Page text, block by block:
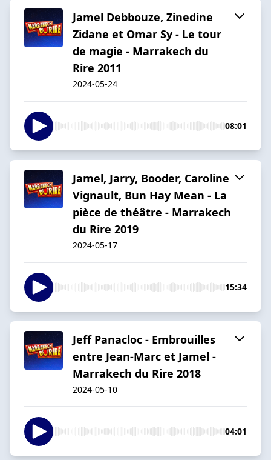
Jamel Debbouze, Zinedine
Zidane et Omar Sy - Le tour
de magie - Marrakech du
Rire 2011
2024-05-24
08:01
Jamel, Jarry, Booder, Caroline
Vignault, Bun Hay Mean - La
pièce de théâtre - Marrakech
du Rire 2019
2024-05-17
15:34
Jeff Panacloc - Embrouilles
entre Jean-Marc et Jamel -
Marrakech du Rire 2018
2024-05-10
04:01